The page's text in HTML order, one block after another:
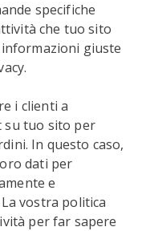
specifiche
che tuo sito
giuste
i clienti a
su tuo sito per
In questo caso,
dati per
e
vostra politica
per far sapere